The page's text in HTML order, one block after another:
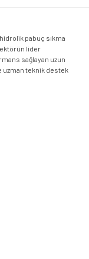
pabuç sıkma
lider
sağlayan uzun
teknik destek